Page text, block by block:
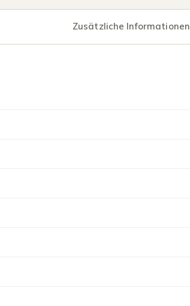
Zusätzliche Informationen